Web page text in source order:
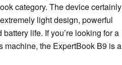
category. The device certainly
light design, powerful
life. If you’re looking for a
machine, the ExpertBook B9 is a